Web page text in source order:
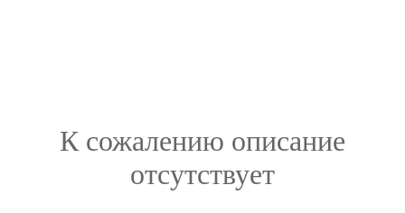
К сожалению описание
отсутствует